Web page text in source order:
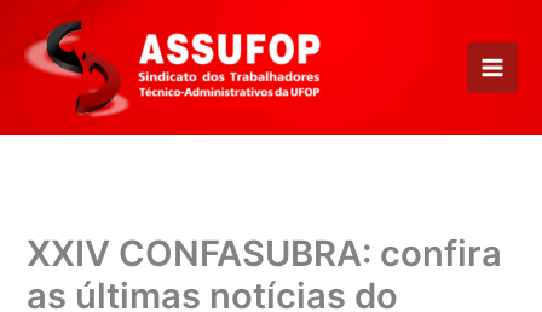
para
conteúdo
XXIV CONFASUBRA: confira
as últimas notícias do